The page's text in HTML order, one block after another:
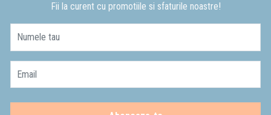
Fii la curent cu promotiile si sfaturile noastre!
Numele tau
Email